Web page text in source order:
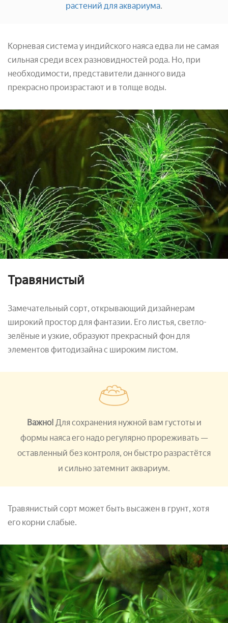
растений для аквариума.
Корневая система у индийского наяса едва ли не самая
сильная среди всех разновидностей рода. Но, при
необходимости, представители данного вида
прекрасно произрастают и в толще воды.
Травянистый
Замечательный сорт, открывающий дизайнерам
широкий простор для фантазии. Его листья, светло-
зелёные и узкие, образуют прекрасный фон для
элементов фитодизайна с широким листом.
Важно! Для сохранения нужной вам густоты и
формы наяса его надо регулярно прореживать —
оставленный без контроля, он быстро разрастётся
и сильно затемнит аквариум.
Травянистый сорт может быть высажен в грунт, хотя
его корни слабые.